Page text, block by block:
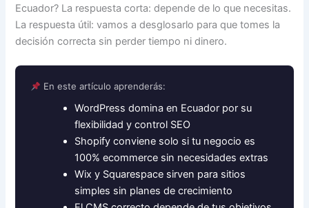
Ecuador? La respuesta corta: depende de lo que necesitas.
La respuesta útil: vamos a desglosarlo para que tomes la
decisión correcta sin perder tiempo ni dinero.
En este artículo aprenderás:
WordPress domina en Ecuador por su
flexibilidad y control SEO
Shopify conviene solo si tu negocio es
100% ecommerce sin necesidades extras
Wix y Squarespace sirven para sitios
simples sin planes de crecimiento